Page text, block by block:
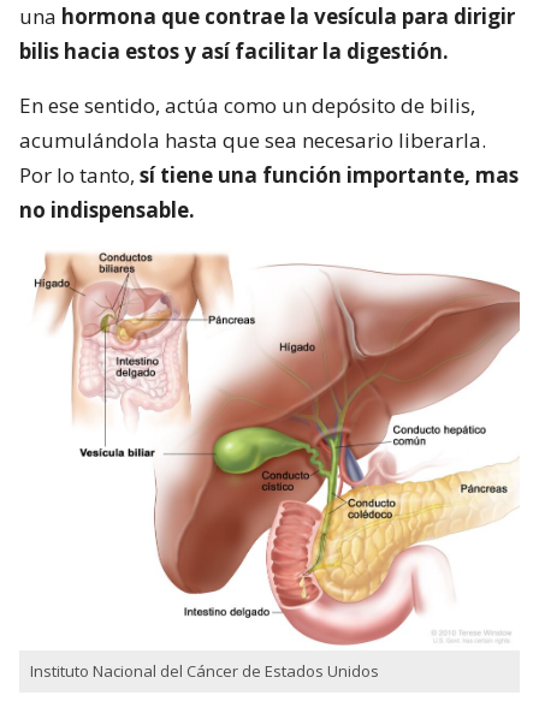
una hormona que contrae la vesícula para dirigir
bilis hacia estos y así facilitar la digestión.
En ese sentido, actúa como un depósito de bilis,
acumulándola hasta que sea necesario liberarla.
Por lo tanto, sí tiene una función importante, mas
no indispensable.
Instituto Nacional del Cáncer de Estados Unidos